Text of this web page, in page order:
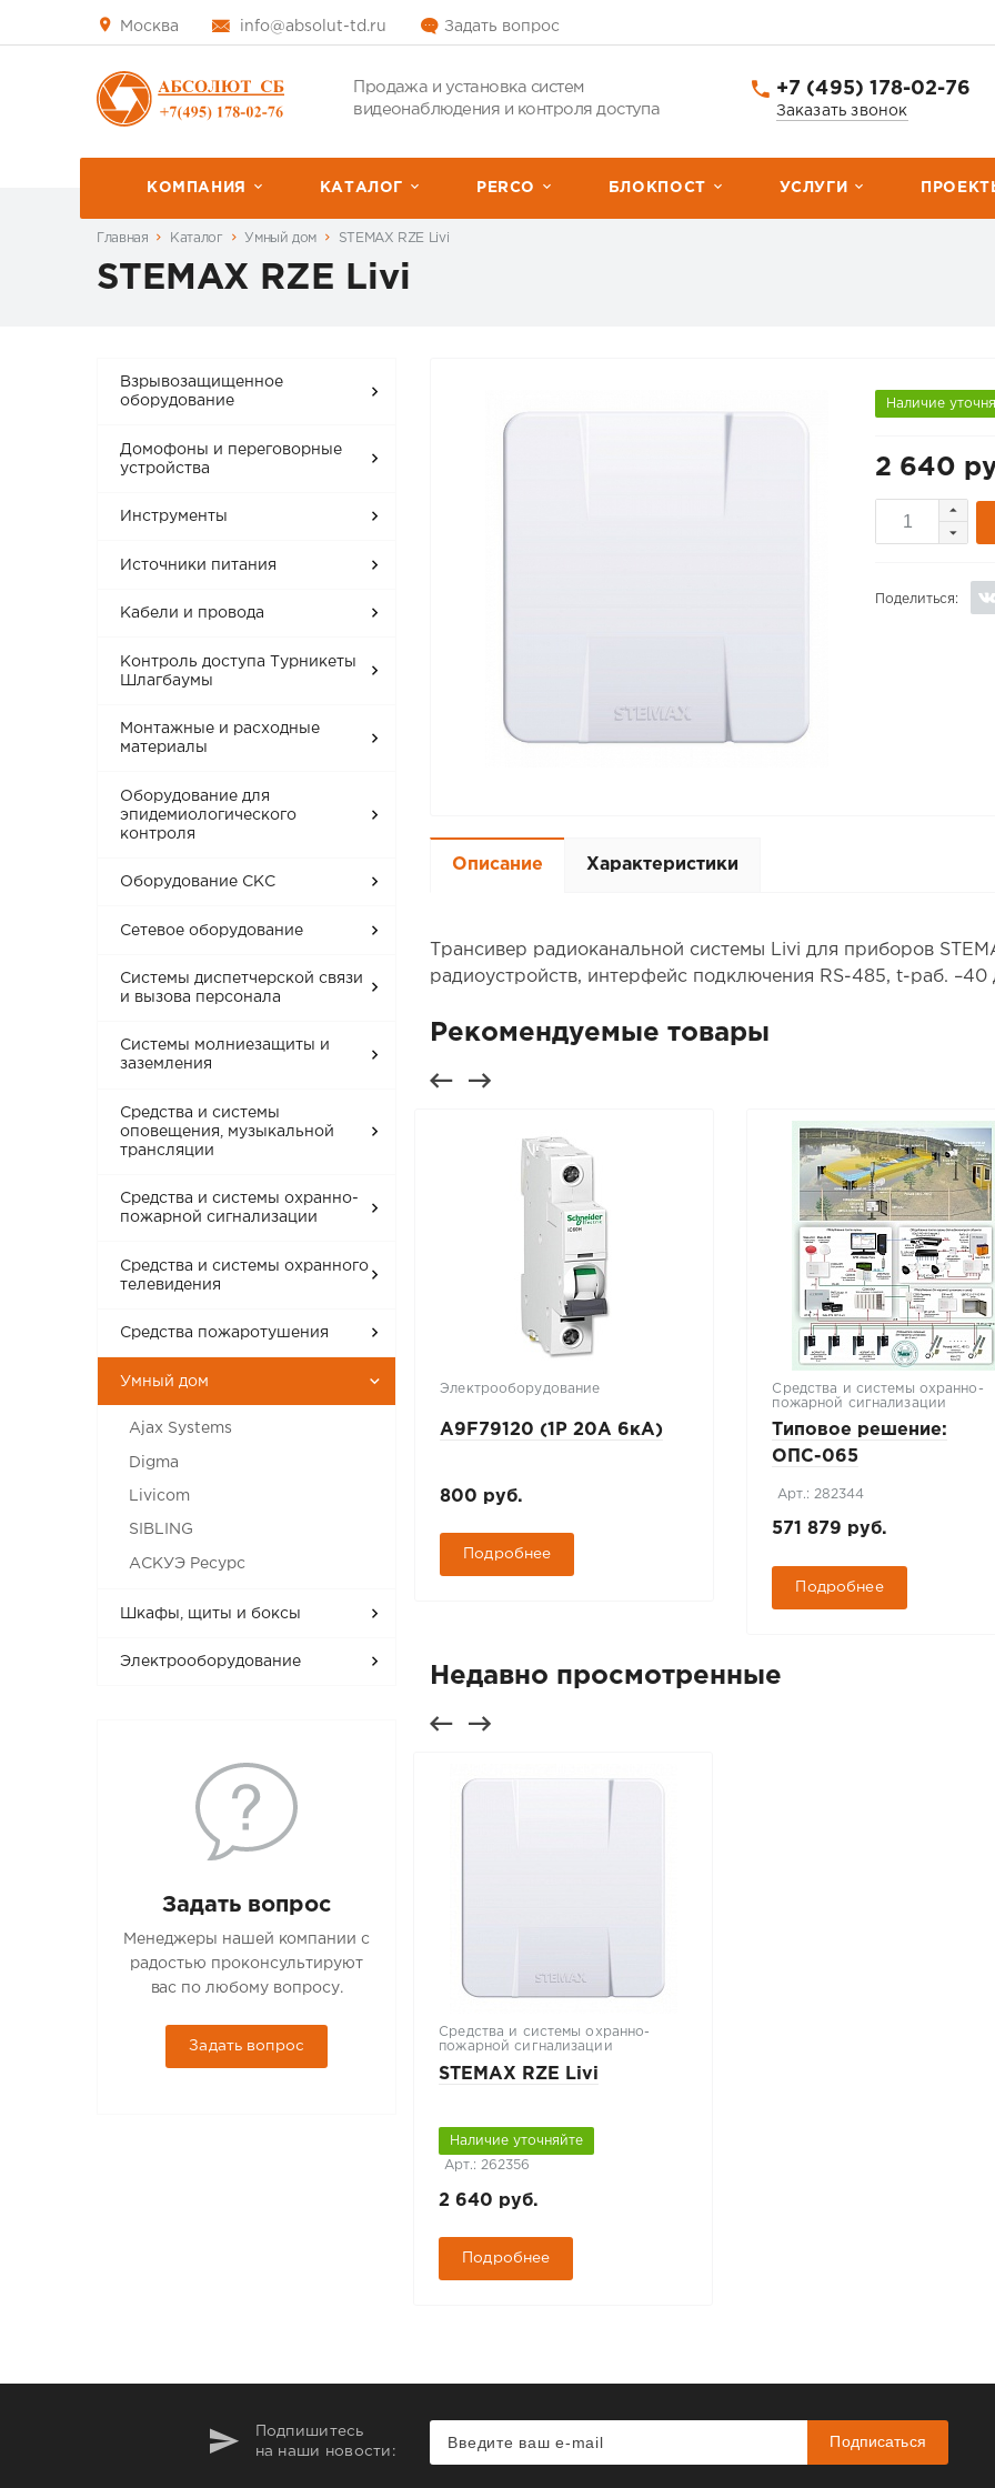
Москва info@absolut-td.ru Задать вопрос
Продажа и установка систем
видеонаблюдения и контроля доступа
+7 (495) 178-02-76
Заказать звонок
КОМПАНИЯ КАТАЛОГ PERCО БЛОКПОСТ УСЛУГИ
Главная Каталог Умный дом STEMAX RZE Livi
STEMAX RZE Livi
Взрывозащищенное
оборудование
Домофоны и переговорные
устройства
Инструменты
Источники питания
Кабели и провода
Контроль доступа Турникеты
Шлагбаумы
Монтажные и расходные
материалы
Оборудование для
эпидемиологического
контроля
Оборудование СКС
Сетевое оборудование
Системы диспетчерской связи
и вызова персонала
Системы молниезащиты и
заземления
Средства и системы
оповещения, музыкальной
трансляции
Средства и системы охранно-
пожарной сигнализации
Средства и системы охранного
телевидения
Средства пожаротушения
Умный дом
Ajax Systems
Digma
Livicom
SIBLING
АСКУЭ Ресурс
Шкафы, щиты и боксы
Электрооборудование
Задать вопрос
Менеджеры нашей компании с
радостью проконсультируют
вас по любому вопросу.
Задать вопрос
Наличие
2 640
Поделиться:
Описание Характеристики
Трансивер радиоканальной системы Livi для приборов
радиоустройств, интерфейс подключения RS-485, t-раб. –40
Рекомендуемые товары
Контроль доступа Турникеты
Шлагбаумы
L-уголок AL-250UZ
(белый)
Арт.: 220018
1 630 руб.
Электрооборудование
A9F79120 (1P 20А 6кА)
800 руб.
Подробнее
Средства и системы охранно-
пожарной сигнализации
Типовое решение:
ОПС-065
Арт.: 282344
571 879 руб.
Подробнее
Недавно просмотренные
Средства и системы охранно-
пожарной сигнализации
STEMAX RZE Livi
Наличие уточняйте
Арт.: 262356
2 640 руб.
Подробнее
Подпишитесь
на наши новости:
Подписаться